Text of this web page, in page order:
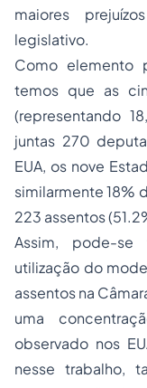
maiores
legislativo.
Como elemento
temos que as
(representando
juntas 270
EUA, os nove
similarmente 18%
223 assentos
Assim, pode-se
utilização do
assentos na
uma
observado nos
nesse trabalho,